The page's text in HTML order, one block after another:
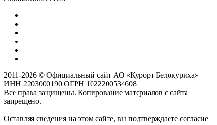
2011-2026 © Официальный сайт АО «Курорт Белокуриха»
ИНН 2203000190 ОГРН 1022200534608
Все права защищены. Копирование материалов с сайта
запрещено.
Оставляя сведения на этом сайте, вы подтверждаете согласие